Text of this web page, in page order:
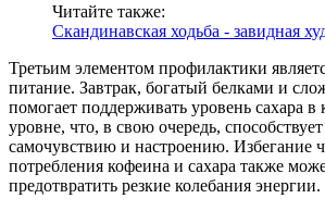
Читайте также:
Скандинавская ходьба - завидная
Третьим элементом профилактики
питание. Завтрак, богатый белками и
помогает поддерживать уровень сахара
уровне, что, в свою очередь,
самочувствию и настроению. Избегание
потребления кофеина и сахара также
предотвратить резкие колебания энергии.